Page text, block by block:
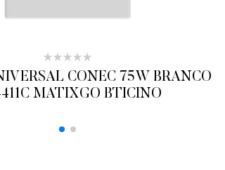
CONEC 75W BRANCO
MATIXGO BTICINO